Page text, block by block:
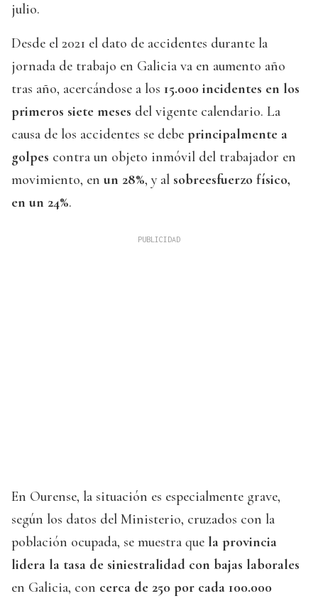
julio.
Desde el 2021 el dato de accidentes durante la
jornada de trabajo en Galicia va en aumento año
tras año, acercándose a los 15.000 incidentes en los
primeros siete meses del vigente calendario. La
causa de los accidentes se debe principalmente a
golpes contra un objeto inmóvil del trabajador en
movimiento, en un 28%, y al sobreesfuerzo físico,
en un 24%.
En Ourense, la situación es especialmente grave,
según los datos del Ministerio, cruzados con la
población ocupada, se muestra que la provincia
lidera la tasa de siniestralidad con bajas laborales
en Galicia, con cerca de 250 por cada 100.000